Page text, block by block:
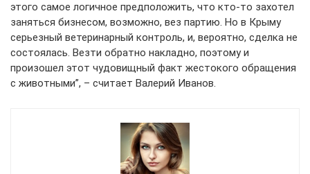
этого самое логичное предположить, что кто-то захотел
заняться бизнесом, возможно, вез партию. Но в Крыму
серьезный ветеринарный контроль, и, вероятно, сделка не
состоялась. Везти обратно накладно, поэтому и
произошел этот чудовищный факт жестокого обращения
с животными”, – считает Валерий Иванов.